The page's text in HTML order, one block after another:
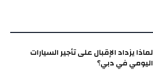
لماذا يزداد الإقبال على تأجير السيارات
اليومي في دبي؟